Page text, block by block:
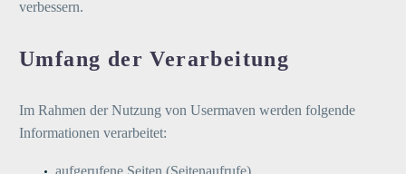
verbessern.
Umfang der Verarbeitung
Im Rahmen der Nutzung von Usermaven werden folgende
Informationen verarbeitet: